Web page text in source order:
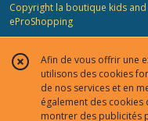
Copyright la boutique kids
eProShopping
Afin de vous offrir une
utilisons des cookies
de nos services et en
également des cookies
montrer des publicités